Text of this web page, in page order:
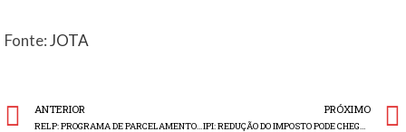
Fonte:JOTA
ANTERIOR PRÓXIMO